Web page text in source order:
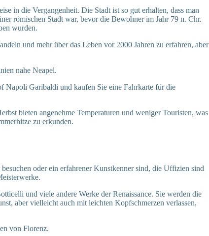
in die Vergangenheit. Die Stadt ist so gut erhalten, dass man
römischen Stadt war, bevor die Bewohner im Jahr 79 n. Chr.
wurden.
und mehr über das Leben vor 2000 Jahren zu erfahren, aber
nahe Neapel.
Napoli Garibaldi und kaufen Sie eine Fahrkarte für die
bieten angenehme Temperaturen und weniger Touristen, was
zu erkunden.
oder ein erfahrener Kunstkenner sind, die Uffizien sind
und viele andere Werke der Renaissance. Sie werden die
aber vielleicht auch mit leichten Kopfschmerzen verlassen,
von Florenz.